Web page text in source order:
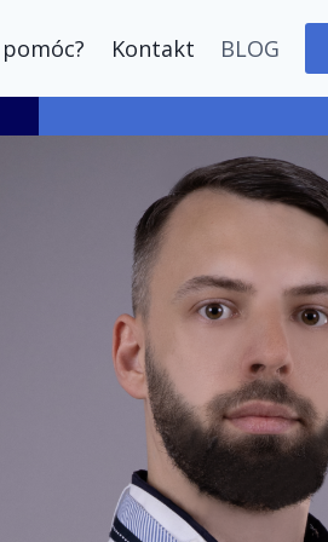
Kontakt BLOG